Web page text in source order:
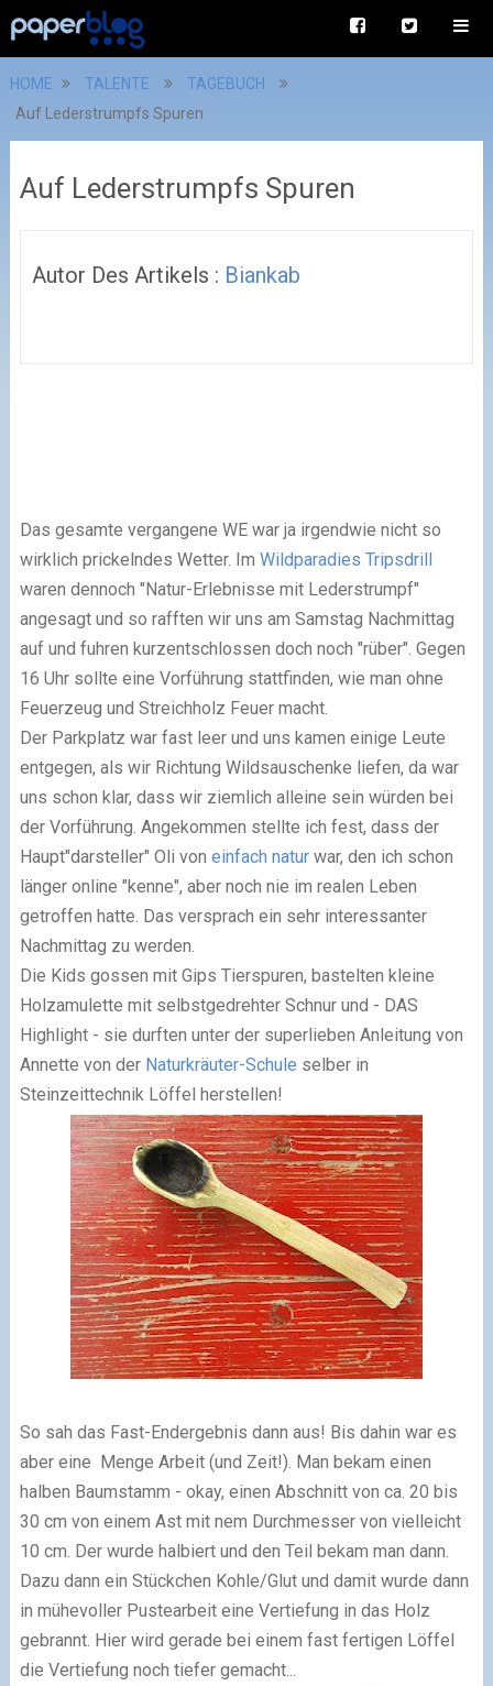
HOME TALENTE
TAGEBUCH
Auf Lederstrumpfs Spuren
Auf Lederstrumpfs Spuren
Autor Des Artikels : Biankab
Das gesamte vergangene WE war ja irgendwie nicht so
wirklich prickelndes Wetter. Im Wildparadies Tripsdrill
waren dennoch "Natur-Erlebnisse mit Lederstrumpf"
angesagt und so rafften wir uns am Samstag Nachmittag
auf und fuhren kurzentschlossen doch noch "rüber". Gegen
16 Uhr sollte eine Vorführung stattfinden, wie man ohne
Feuerzeug und Streichholz Feuer macht.
Der Parkplatz war fast leer und uns kamen einige Leute
entgegen, als wir Richtung Wildsauschenke liefen, da war
uns schon klar, dass wir ziemlich alleine sein würden bei
der Vorführung. Angekommen stellte ich fest, dass der
Haupt"darsteller" Oli von einfach naturwar, den ich schon
länger online "kenne", aber noch nie im realen Leben
getroffen hatte. Das versprach ein sehr interessanter
Nachmittag zu werden.
Die Kids gossen mit Gips Tierspuren, bastelten kleine
Holzamulette mit selbstgedrehter Schnur und - DAS
Highlight - sie durften unter der superlieben Anleitung von
Annette von der Naturkräuter-Schule selber in
Steinzeittechnik Löffel herstellen!
So sah das Fast-Endergebnis dann aus! Bis dahin war es
aber eine Menge Arbeit (und Zeit!). Man bekam einen
halben Baumstamm - okay, einen Abschnitt von ca. 20 bis
30 cm von einem Ast mit nem Durchmesser von vielleicht
10 cm. Der wurde halbiert und den Teil bekam man dann.
Dazu dann ein Stückchen Kohle/Glut und damit wurde dann
in mühevoller Pustearbeit eine Vertiefung in das Holz
gebrannt. Hier wird gerade bei einem fast fertigen Löffel
die Vertiefung noch tiefer gemacht...